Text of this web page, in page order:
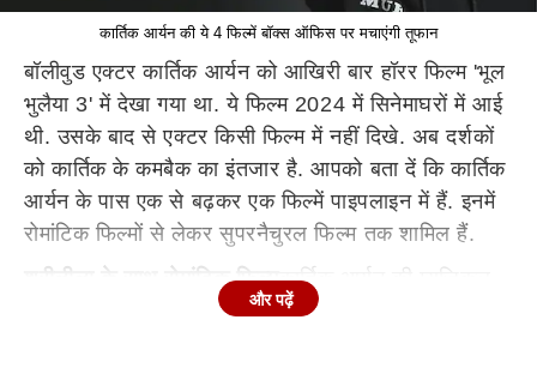
कार्तिक आर्यन की ये 4 फिल्में बॉक्स ऑफिस पर मचाएंगी तूफान
बॉलीवुड एक्टर कार्तिक आर्यन को आखिरी बार हॉरर फिल्म 'भूल
भुलैया 3' में देखा गया था. ये फिल्म 2024 में सिनेमाघरों में आई
थी. उसके बाद से एक्टर किसी फिल्म में नहीं दिखे. अब दर्शकों
को कार्तिक के कमबैक का इंतजार है. आपको बता दें कि कार्तिक
आर्यन के पास एक से बढ़कर एक फिल्में पाइपलाइन में हैं. इनमें
रोमांटिक फिल्मों से लेकर सुपरनैचुरल फिल्म तक शामिल हैं.
श्रीलीला के साथ रोमांटिक फिल्मकार्तिक आर्यन की म्यूजिकल
रोमांटिक फिल्म अनाउंस हो चुकी है. इस फिल्म में साउथ
और पढ़ें